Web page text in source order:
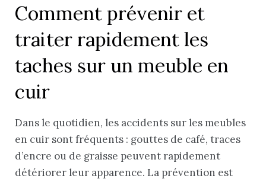
Comment prévenir et
traiter rapidement les
taches sur un meuble en
cuir
Dans le quotidien, les accidents sur les meubles
en cuir sont fréquents : gouttes de café, traces
d’encre ou de graisse peuvent rapidement
détériorer leur apparence. La prévention est